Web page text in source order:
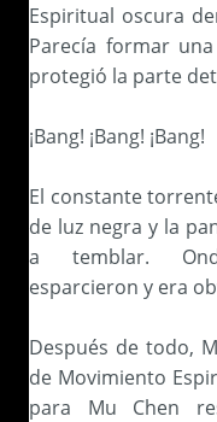
Espiritual oscura
Parecía formar
protegió la parte
¡Bang! ¡Bang! ¡Bang!
El constante
de luz negra y la
a temblar.
esparcieron y era
Después de todo,
de Movimiento
para Mu Chen